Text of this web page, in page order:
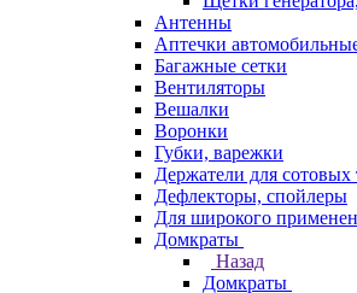
Антенны
Аптечки
Багажные сетки
Вентиляторы
Вешалки
Воронки
Губки, варежки
Держатели для сотовых
Дефлекторы, спойлеры
Для широкого
Домкраты
Назад
Домкраты